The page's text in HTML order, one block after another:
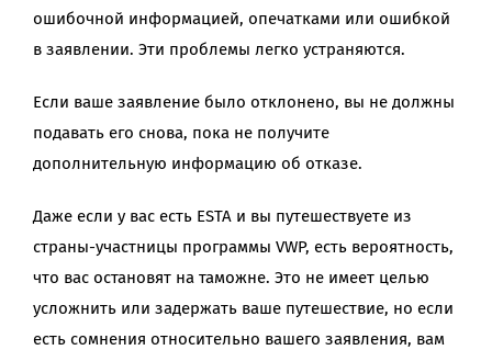
ошибочной информацией, опечатками или ошибкой
в заявлении. Эти проблемы легко устраняются.
Если ваше заявление было отклонено, вы не должны
подавать его снова, пока не получите
дополнительную информацию об отказе.
Даже если у вас есть ESTA и вы путешествуете из
страны-участницы программы VWP, есть вероятность,
что вас остановят на таможне. Это не имеет целью
усложнить или задержать ваше путешествие, но если
есть сомнения относительно вашего заявления, вам